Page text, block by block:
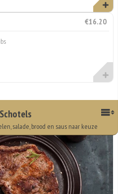
€16.20
salade, brood en saus naar keuze